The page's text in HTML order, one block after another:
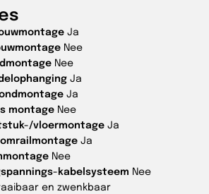
Ja
Nee
Nee
Ja
Ja
montage Nee
vloermontage Ja
Ja
Nee
kabelsysteem Nee
en zwenkbaar